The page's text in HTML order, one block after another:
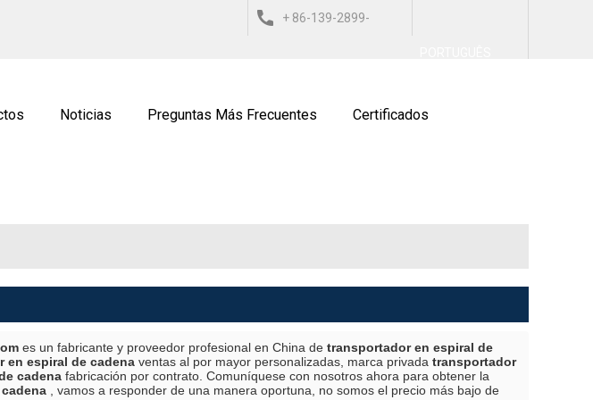
+ 86-139-2899-
Noticias Preguntas Más Frecuentes Certificados
es un fabricante y proveedor profesional en China de transportador en espiral de
en espiral de cadena ventas al por mayor personalizadas, marca privada transportador
cadena fabricación por contrato. Comuníquese con nosotros ahora para obtener la
, vamos a responder de una manera oportuna, no somos el precio más bajo de